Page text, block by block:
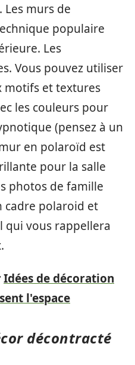
Les murs de
populaire
Les
Vous pouvez utiliser
motifs et textures
les couleurs pour
(pensez à un
en polaroïd est
pour la salle
photos de famille
cadre polaroid et
qui vous rappellera
Idées de décoration
l'espace
décontracté